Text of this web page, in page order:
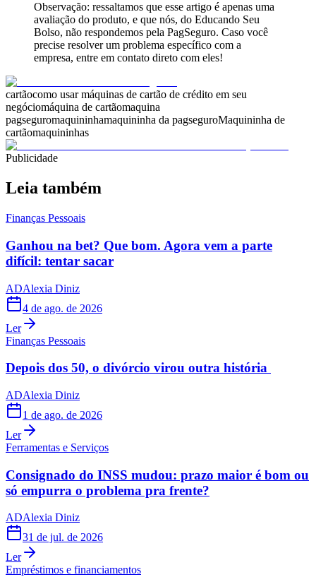
Observação: ressaltamos que esse artigo é apenas uma
avaliação do produto, e que nós, do Educando Seu
Bolso, não respondemos pela PagSeguro. Caso você
precise resolver um problema específico com a
empresa, entre em contato direto com eles!
cartãocomo usar máquinas de cartão de crédito em seu
negóciomáquina de cartãomaquina
pagseguromaquininhamaquininha da pagseguroMaquininha de
cartãomaquininhas
Publicidade
Leia também
Finanças Pessoais
Ganhou na bet? Que bom. Agora vem a parte
difícil: tentar sacar
ADAlexia Diniz
4 de ago. de 2026
Ler
Finanças Pessoais
Depois dos 50, o divórcio virou outra história
ADAlexia Diniz
1 de ago. de 2026
Ler
Ferramentas e Serviços
Consignado do INSS mudou: prazo maior é bom ou
só empurra o problema pra frente?
ADAlexia Diniz
31 de jul. de 2026
Ler
Empréstimos e financiamentos